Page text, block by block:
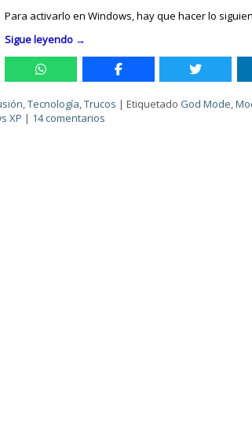
Para activarlo en Windows, hay que hacer lo
Sigue leyendo →
,Tecnología,Trucos |Etiquetado God Mode,
XP | 14 comentarios